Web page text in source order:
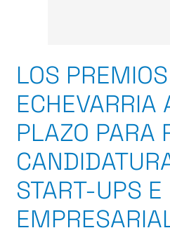
LOS
ECHEVARRIA
PLAZO PARA
START-UPS E